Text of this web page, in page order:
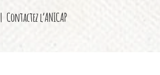
Contactez l’ANICAP